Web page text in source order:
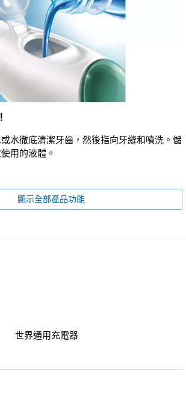
水徹底清潔牙齒，然後指向牙縫和噴洗。儲
用的液體。
顯示全部產品功能
世界通用充電器